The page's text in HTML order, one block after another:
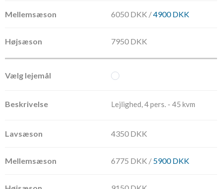
6050 DKK /4900 DKK
7950 DKK
Lejlighed, 4 pers. - 45 kvm
4350 DKK
6775 DKK / 5900 DKK